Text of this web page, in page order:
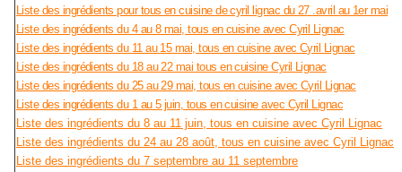
Liste des ingrédients pour tous en cuisine de cyril lignac du 27 .avril au 1er mai
Liste des ingrédients du 4 au 8 mai, tous en cuisine avec Cyril Lignac
Liste des ingrédients du 11 au 15 mai, tous en cuisine avec Cyril Lignac
Liste des ingrédients du 18 au 22 mai tous en cuisine Cyril Lignac
Liste des ingrédients du 25 au 29 mai, tous en cuisine avec Cyril Lignac
Liste des ingrédients du 1 au 5 juin, tous en cuisine avec Cyril Lignac
Liste des ingrédients du 8 au 11 juin, tous en cuisine avec Cyril Lignac
Liste des ingrédients du 24 au 28 août, tous en cuisine avec Cyril Lignac
Liste des ingrédients du 7 septembre au 11 septembre